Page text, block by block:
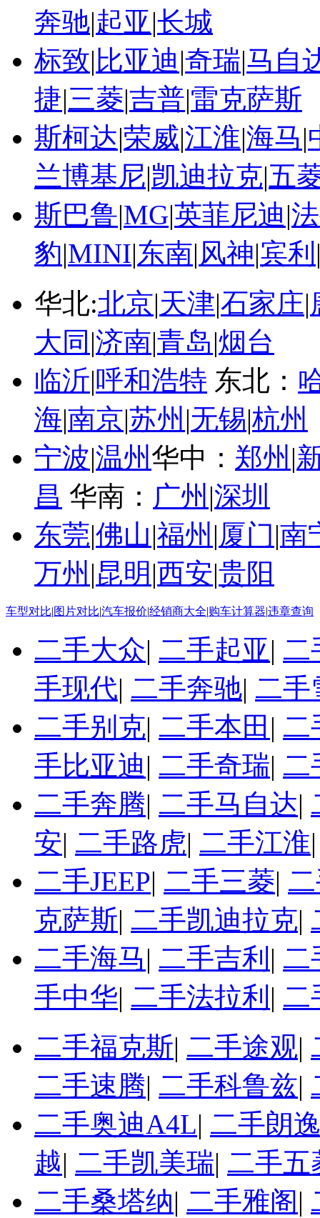
奔驰|起亚|长城
标致| 比亚迪|奇瑞|马自
捷|三菱|吉普|雷克萨斯
斯柯达|荣威|江淮|海马|
兰博基尼|凯迪拉克|五
斯巴鲁|MG|英菲尼迪|
豹|MINI|东南|风神|宾利
华北:北京|天津|石家庄|
大同 |济南|青岛|烟台
临沂|呼和浩特 东北：
海|南京|苏州 |无锡|杭州
宁波|温州华中： 郑州 |
昌 华南： 广州 |深圳
东莞|佛山|福州 |厦门|南
万州 |昆明 |西安|贵阳
车型对比|图片对比|汽车报价|经销商大全|购车计算器|违章查询
二手大众| 二手起亚| 二
手现代| 二手奔驰| 二手
二手别克| 二手本田 | 二
手比亚迪| 二手奇瑞| 二
二手奔腾| 二手马自达|
安| 二手路虎| 二手江淮
二手JEEP| 二手三菱|
克萨斯| 二手凯迪拉克|
二手海马| 二手吉利 | 二
手中华| 二手法拉利 | 二
二手福克斯| 二手途观|
二手速腾| 二手科鲁兹|
二手奥迪A4L| 二手朗
越| 二手凯美瑞| 二手五
二手桑塔纳| 二手雅阁|